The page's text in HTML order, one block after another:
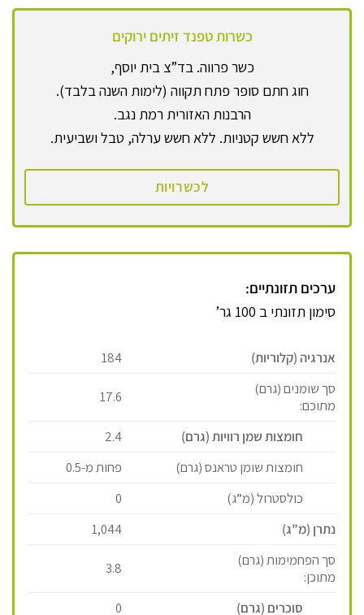
כשרות טפנד זיתים ירוקים
כשר פרווה. בד”צ בית יוסף,
חוג חתם סופר פתח תקווה (לימות השנה בלבד).
הרבנות האזורית רמת נגב.
ללא חשש קטניות. ללא חשש ערלה, טבל ושביעית.
לכשרויות
ערכים תזונתיים:
סימון תזונתי ב 100 גר’
אנרגיה (קלוריות)
184
סך שומנים (גרם)
מתוכם:
17.6
חומצות שמן רוויות (גרם)
2.4
חומצות שומן טראנס (גרם)
פחות מ-0.5
כולסטרול (מ”ג)
0
נתרן (מ”ג)
1,044
סך הפחמימות (גרם)
מתוכן:
3.8
סוכרים (גרם) 0